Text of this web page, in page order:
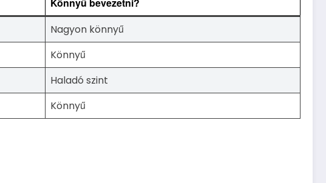
Könnyű bevezetni?
Nagyon könnyű
Könnyű
Haladó szint
Könnyű